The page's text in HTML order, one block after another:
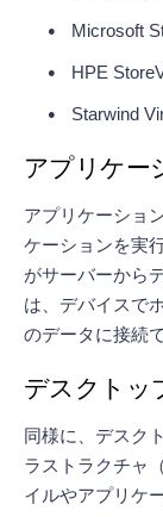
Microsoft
HPE
Starwind
アプリケー
アプリケーショ
ケーションを実
がサーバーから
は、デバイスで
のデータに接続
デスクトッ
同様に、デスク
ラストラクチャ
イルやアプリケ